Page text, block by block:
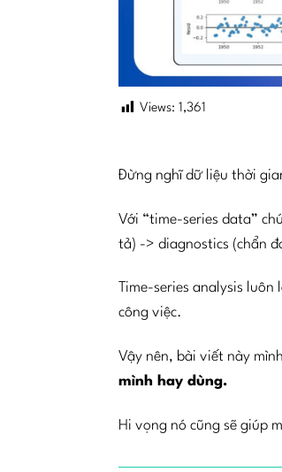
Views: 1,361
Đừng nghĩ dữ liệu thời
Với “time-series data”
tả) -> diagnostics (chẩn
Time-series analysis
công việc.
Vậy nên, bài viết này
mình hay dùng.
Hi vọng nó cũng sẽ giúp